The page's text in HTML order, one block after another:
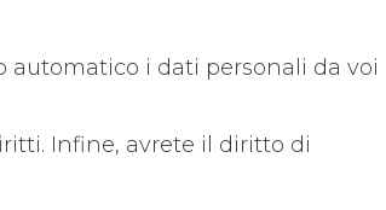
i dati personali da voi
Infine, avrete il diritto di